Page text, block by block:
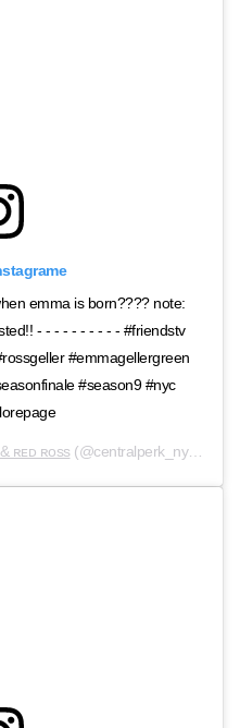
emma is born???? note:
- - - - - - - - - - #friendstv
#emmagellergreen
#season9 #nyc
ʀᴇᴅ ʀᴏss (@centralperk_nyc),